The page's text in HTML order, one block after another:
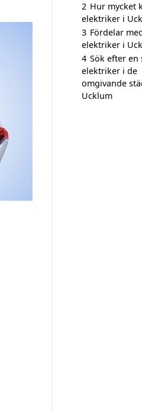
2 Hur mycket
elektriker i
3 Fördelar
elektriker i
4 Sök efter en
elektriker i de
omgivande
Ucklum